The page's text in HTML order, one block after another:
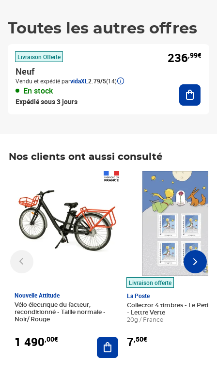
Toutes les autres offres
Livraison Offerte
Neuf
Vendu et expédié parvidaXL 2.79/5(14)
En stock
Expédié sous 3 jours
236,99€
Nos clients ont aussi consulté
Nouvelle Attitude
Vélo électrique du facteur,
reconditionné - Taille normale -
Noir/ Rouge
1 490,00€ Ajouter au panier
Livraison offerte
La Poste
Collector 4 timbres - Le Petit
- Lettre Verte
20g / France
7,50€
Prix 7,50€